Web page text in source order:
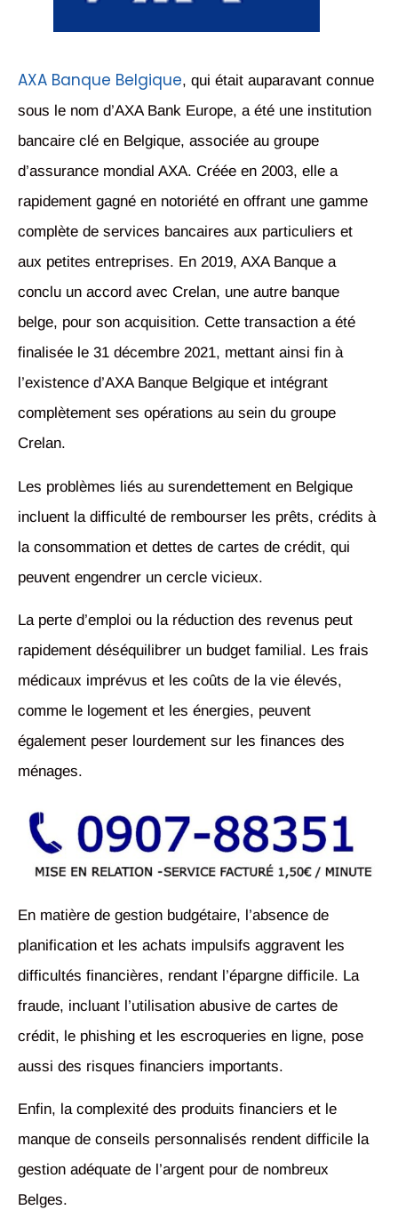
AXA Banque Belgique, qui était auparavant connue
sous le nom d’AXA Bank Europe, a été une institution
bancaire clé en Belgique, associée au groupe
d’assurance mondial AXA. Créée en 2003, elle a
rapidement gagné en notoriété en offrant une gamme
complète de services bancaires aux particuliers et
aux petites entreprises. En 2019, AXA Banque a
conclu un accord avec Crelan, une autre banque
belge, pour son acquisition. Cette transaction a été
finalisée le 31 décembre 2021, mettant ainsi fin à
l’existence d’AXA Banque Belgique et intégrant
complètement ses opérations au sein du groupe
Crelan.
Les problèmes liés au surendettement en Belgique
incluent la difficulté de rembourser les prêts, crédits à
la consommation et dettes de cartes de crédit, qui
peuvent engendrer un cercle vicieux.
La perte d’emploi ou la réduction des revenus peut
rapidement déséquilibrer un budget familial. Les frais
médicaux imprévus et les coûts de la vie élevés,
comme le logement et les énergies, peuvent
également peser lourdement sur les finances des
ménages.
En matière de gestion budgétaire, l’absence de
planification et les achats impulsifs aggravent les
difficultés financières, rendant l’épargne difficile. La
fraude, incluant l’utilisation abusive de cartes de
crédit, le phishing et les escroqueries en ligne, pose
aussi des risques financiers importants.
Enfin, la complexité des produits financiers et le
manque de conseils personnalisés rendent difficile la
gestion adéquate de l’argent pour de nombreux
Belges.